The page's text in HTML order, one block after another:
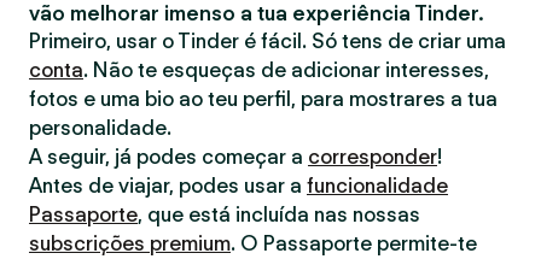
vão melhorar imenso a tua experiência Tinder.
Primeiro, usar o Tinder é fácil. Só tens de criar uma
conta. Não te esqueças de adicionar interesses,
fotos e uma bio ao teu perfil, para mostrares a tua
personalidade.
A seguir, já podes começar a corresponder!
Antes de viajar, podes usar a funcionalidade
Passaporte, que está incluída nas nossas
subscrições premium. O Passaporte permite-te